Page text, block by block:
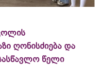
ღონისძიება და
წელი